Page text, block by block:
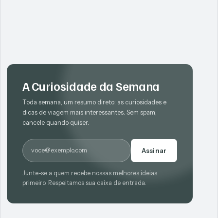
A Curiosidade da Semana
Toda semana, um resumo direto: as curiosidades e
dicas de viagem mais interessantes. Sem spam,
cancele quando quiser.
E-mail
Assinar
Junte-se a quem recebe nossas melhores ideias
primeiro. Respeitamos sua caixa de entrada.